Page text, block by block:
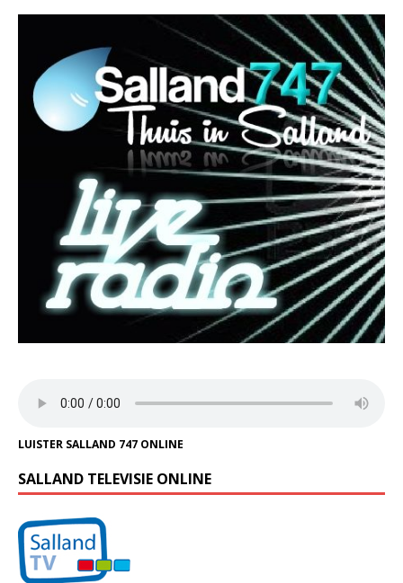
LUISTER SALLAND 747 ONLINE
SALLAND TELEVISIE ONLINE